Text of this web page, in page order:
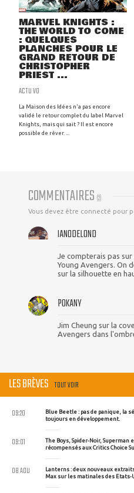
MARVEL KNIGHTS :
THE WORLD TO COME
: QUELQUES
PLANCHES POUR LE
GRAND RETOUR DE
CHRISTOPHER
PRIEST ...
ACTU VO
La Maison des Idées n'a pas encore
validé le retour complet du label Marvel
Knights, mais qui sait ? Il est encore
possible de rêver. ...
COMMENTAIRES (2)
Vous devez être connecté pour
IAN0DELOND
Je compterais pas
Young Avengers. On
sur la silhouette en
POKANY
Jim Cheung sur la
Avengers dans
LES BRÈVES TOUT VOIR
Blue Beetle : pas de panique, la
toujours en développement.
09:20
The Boys, Spider-Noir, Superman
récompensés aux Critics Choice
09:01
Lanterns : deux nouveaux
Max sur les matinales des Etats-
08 AOU